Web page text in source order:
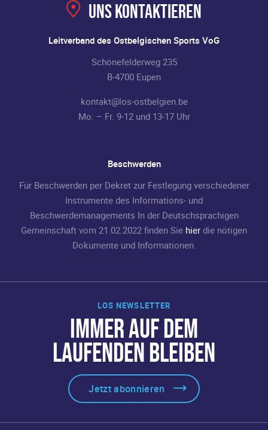
LOS NEWSLETTER
IMMER AUF DEM
LAUFENDEN BLEIBEN
Jetzt abonnieren
Uns kontaktieren
Leitverband des Ostbelgischen Sports VoG
Schönefelderweg 235
B-4700 Eupen
kontakt@los-ostbelgien.be
Mo. – Fr. 9-12 und 13-17 Uhr
Beschwerden
Für Beschwerden per Dekret zur Festlegung verschiedener
Instrumente des Informations- und
Beschwerdemanagements In der Deutschsprachigen
Gemeinschaft vom 21.02.2022 finden Sie hier die nötigen
Dokumente und Informationen.